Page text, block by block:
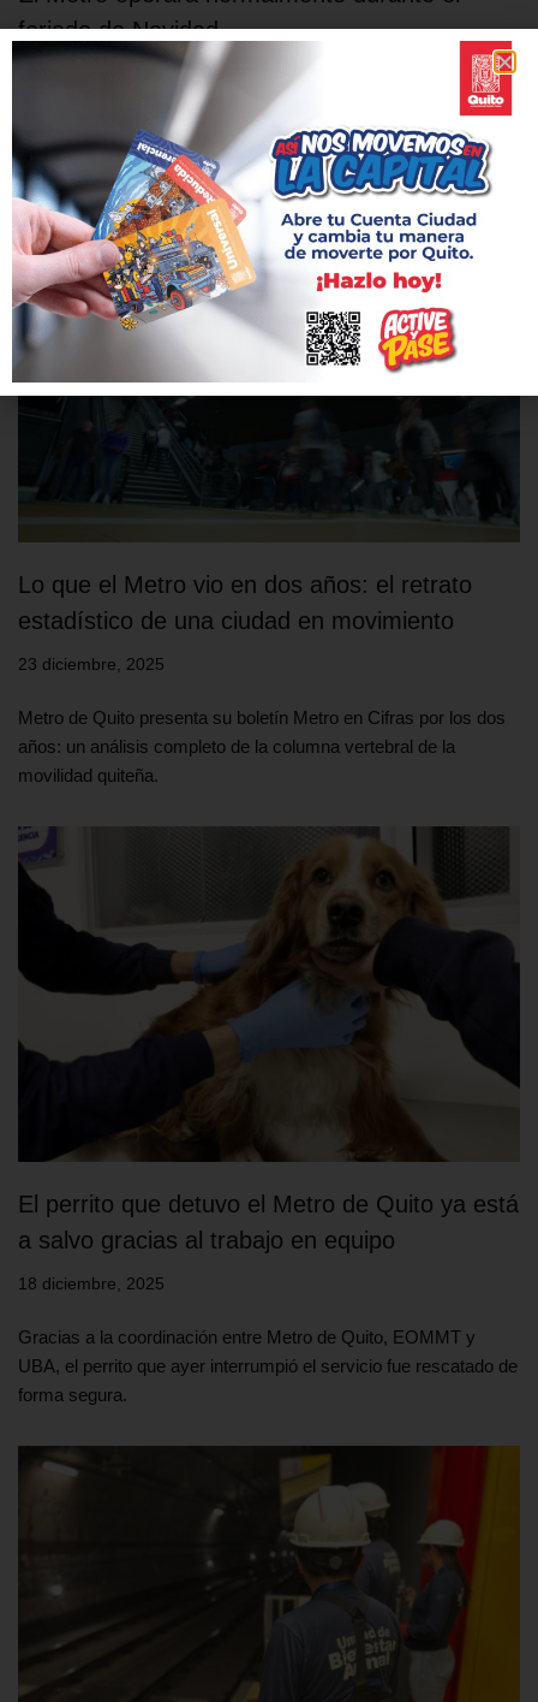
feriado de Navidad
El 25 de diciembre, el Metro de Quito operará con horario de
feriado, de 07h00 a 22h00, los demás días en horario habitual.
Lo que el Metro vio en dos años: el retrato
estadístico de una ciudad en movimiento
23 diciembre, 2025
Metro de Quito presenta su boletín Metro en Cifras por los dos
años: un análisis completo de la columna vertebral de la
movilidad quiteña.
El perrito que detuvo el Metro de Quito ya está
a salvo gracias al trabajo en equipo
18 diciembre, 2025
Gracias a la coordinación entre Metro de Quito, EOMMT y
UBA, el perrito que ayer interrumpió el servicio fue rescatado de
forma segura.